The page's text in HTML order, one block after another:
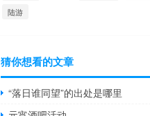
陆游
猜你想看的文章
“落日谁同望”的出处是哪里